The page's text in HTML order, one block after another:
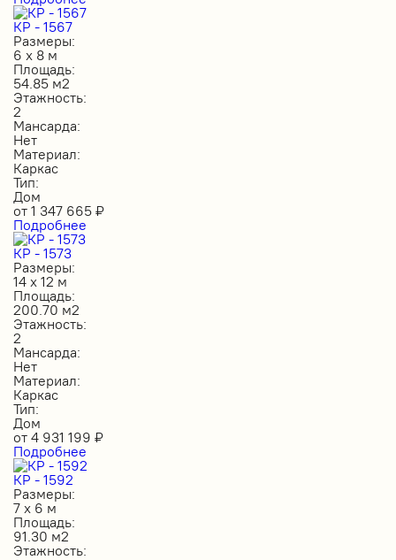
КР - 1567
Размеры:
6 х 8 м
Площадь:
54.85 м2
Этажность:
2
Мансарда:
Нет
Материал:
Каркас
Тип:
Дом
от 1 347 665 ₽
Подробнее
КР - 1573
Размеры:
14 х 12 м
Площадь:
200.70 м2
Этажность:
2
Мансарда:
Нет
Материал:
Каркас
Тип:
Дом
от 4 931 199 ₽
Подробнее
КР - 1592
Размеры:
7 х 6 м
Площадь:
91.30 м2
Этажность: